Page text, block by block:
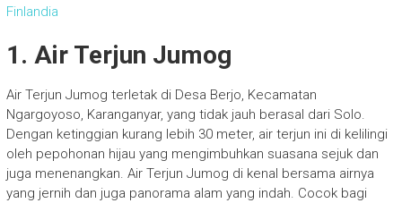
Finlandia
1. Air Terjun Jumog
Air Terjun Jumog terletak di Desa Berjo, Kecamatan
Ngargoyoso, Karanganyar, yang tidak jauh berasal dari Solo.
Dengan ketinggian kurang lebih 30 meter, air terjun ini di kelilingi
oleh pepohonan hijau yang mengimbuhkan suasana sejuk dan
juga menenangkan. Air Terjun Jumog di kenal bersama airnya
yang jernih dan juga panorama alam yang indah. Cocok bagi